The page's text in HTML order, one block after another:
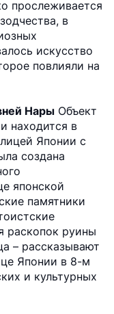
прослеживается
в
искусство
повлияли на
Нары Объект
находится в
Японии с
создана
японской
памятники
раскопок руины
– рассказывают
Японии в 8-м
и культурных